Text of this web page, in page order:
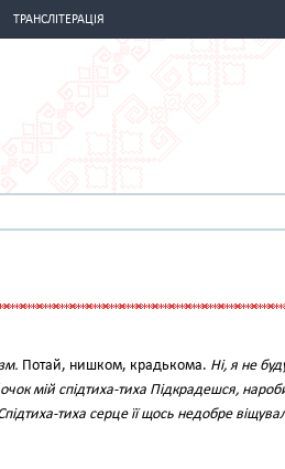
ТРАНСЛІТЕРАЦІЯ
Потай, нишком, крадькома. Ні, я не
мій спідтиха-тиха Підкрадешся,
тиха серце її щось недобре